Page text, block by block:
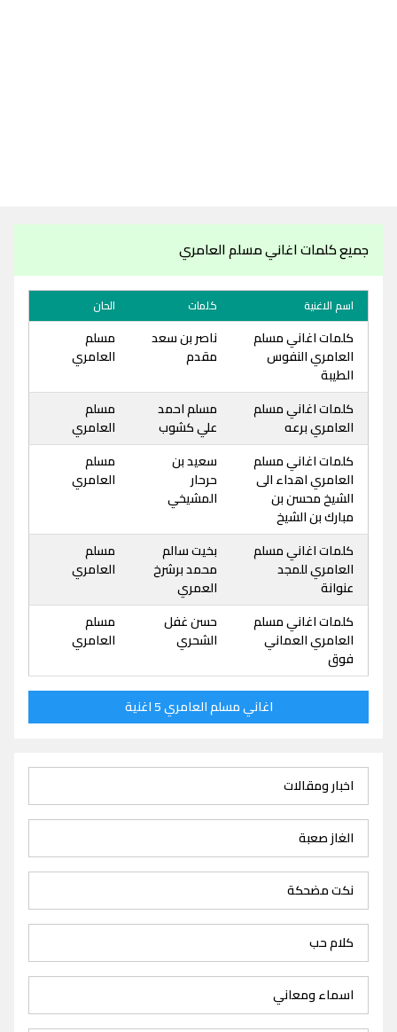
جميع كلمات اغاني مسلم العامري
اسم الاغنية كلمات الحان
كلمات اغاني مسلم
العامري النفوس
الطيبة
ناصر بن سعد
مقدم
مسلم
العامري
كلمات اغاني مسلم
العامري برعه
مسلم احمد
علي كشوب
مسلم
العامري
كلمات اغاني مسلم
العامري اهداء الى
الشيخ محسن بن
مبارك بن الشيخ
سعيد بن
حرحار
المشيخي
مسلم
العامري
كلمات اغاني مسلم
العامري للمجد
عنوانة
بخيت سالم
محمد برشرخ
العمري
مسلم
العامري
كلمات اغاني مسلم
العامري العماني
فوق
حسن غفل
الشحري
مسلم
العامري
اغاني مسلم العامري 5 اغنية
اخبار ومقالات
الغاز صعبة
نكت مضحكة
كلام حب
اسماء ومعاني